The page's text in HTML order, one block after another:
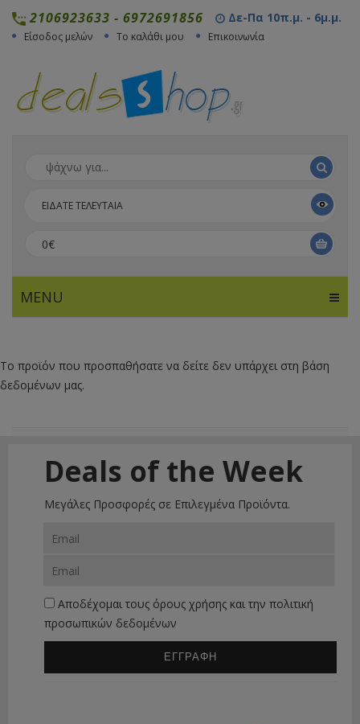
2106923633 - 6972691856 Δε-Πα 10π.μ. - 6μ.μ.
Είσοδος μελών Το καλάθι μου Επικοινωνία
ΕΙΔΑΤΕ ΤΕΛΕΥΤΑΙΑ
0€
MENU
Το προϊόν που προσπαθήσατε να δείτε δεν υπάρχει στη βάση
δεδομένων μας.
Deals of the Week
Μεγάλες Προσφορές σε Επιλεγμένα Προϊόντα.
Αποδέχομαι τους όρους χρήσης και την πολιτική
προσωπικών δεδομένων
ΕΓΓΡΑΦΗ